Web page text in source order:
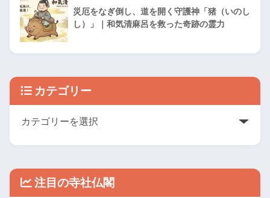
災厄をなぎ倒し、道を開く守護神「猪（いのし
し）」｜和気清麻呂を救った奇跡の霊力
カテゴリー
注目の寺社仏閣